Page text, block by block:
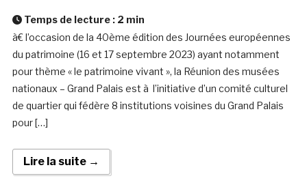
Temps de lecture : 2 min
à€ l’occasion de la 40ème édition des Journées européennes
du patrimoine (16 et 17 septembre 2023) ayant notamment
pour thème « le patrimoine vivant », la Réunion des musées
nationaux – Grand Palais est à l’initiative d’un comité culturel
de quartier qui fédère 8 institutions voisines du Grand Palais
pour […]
Lire la suite →